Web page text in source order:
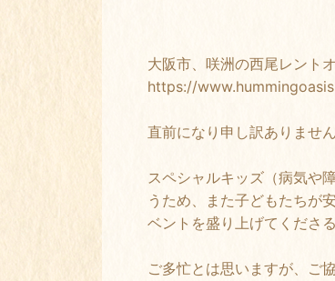
大阪市、咲洲の西尾レント
https://
直前になり申し訳ありませ
スペシャルキッズ（病気や
うため、また子どもたちが
ベントを盛り上げてくださ
ご多忙とは思いますが、ご